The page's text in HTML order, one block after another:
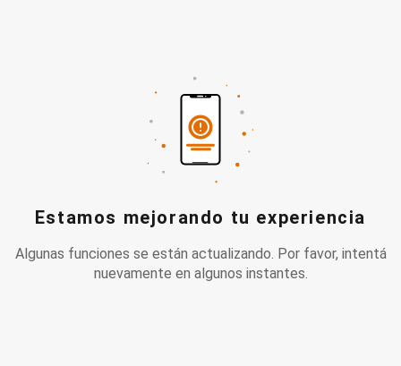
Estamos mejorando tu experiencia
Algunas funciones se están actualizando. Por favor, intentá
nuevamente en algunos instantes.